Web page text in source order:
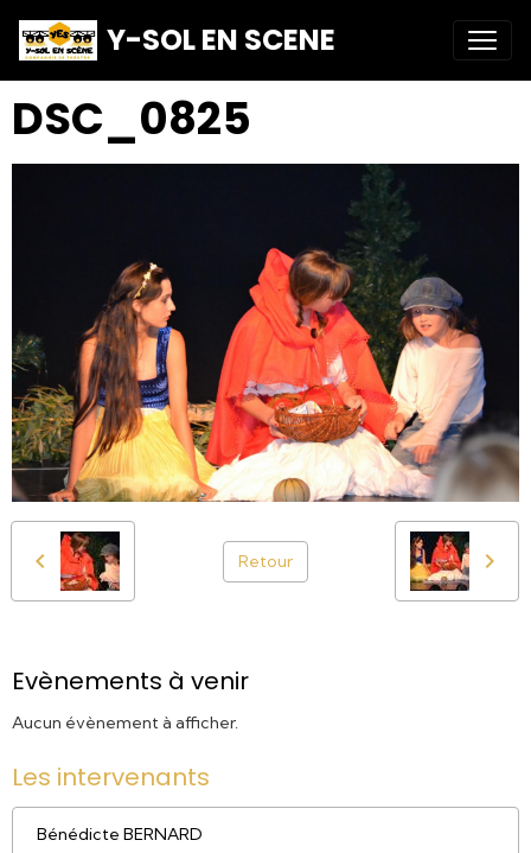
Y-SOL EN SCENE
DSC_0825
Retour
Evènements à venir
Aucun évènement à afficher.
Les intervenants
Bénédicte BERNARD